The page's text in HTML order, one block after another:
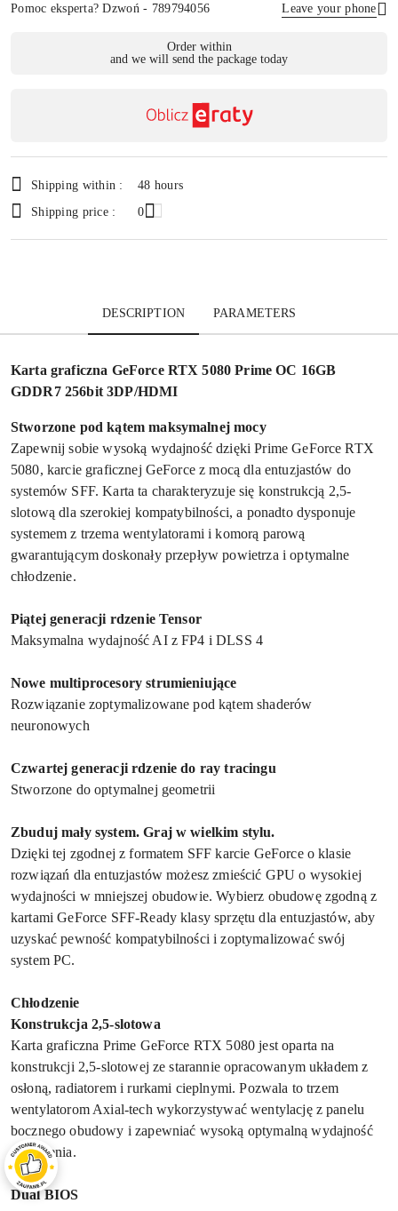
Pomoc eksperta? Dzwoń - 789794056 Leave your phone
Order within
and we will send the package today
Shipping within :
48 hours
Shipping price :
0
DESCRIPTION PARAMETERS
Karta graficzna GeForce RTX 5080 Prime OC 16GB
GDDR7 256bit 3DP/HDMI
Stworzone pod kątem maksymalnej mocy
Zapewnij sobie wysoką wydajność dzięki Prime GeForce RTX
5080, karcie graficznej GeForce z mocą dla entuzjastów do
systemów SFF. Karta ta charakteryzuje się konstrukcją 2,5-
slotową dla szerokiej kompatybilności, a ponadto dysponuje
systemem z trzema wentylatorami i komorą parową
gwarantującym doskonały przepływ powietrza i optymalne
chłodzenie.
Piątej generacji rdzenie Tensor
Maksymalna wydajność AI z FP4 i DLSS 4
Nowe multiprocesory strumieniujące
Rozwiązanie zoptymalizowane pod kątem shaderów
neuronowych
Czwartej generacji rdzenie do ray tracingu
Stworzone do optymalnej geometrii
Zbuduj mały system. Graj w wielkim stylu.
Dzięki tej zgodnej z formatem SFF karcie GeForce o klasie
rozwiązań dla entuzjastów możesz zmieścić GPU o wysokiej
wydajności w mniejszej obudowie. Wybierz obudowę zgodną z
kartami GeForce SFF-Ready klasy sprzętu dla entuzjastów, aby
uzyskać pewność kompatybilności i zoptymalizować swój
system PC.
Chłodzenie
Konstrukcja 2,5-slotowa
Karta graficzna Prime GeForce RTX 5080 jest oparta na
konstrukcji 2,5-slotowej ze starannie opracowanym układem z
osłoną, radiatorem i rurkami cieplnymi. Pozwala to trzem
wentylatorom Axial-tech wykorzystywać wentylację z panelu
bocznego obudowy i zapewniać wysoką optymalną wydajność
chłodzenia.
Dual BIOS